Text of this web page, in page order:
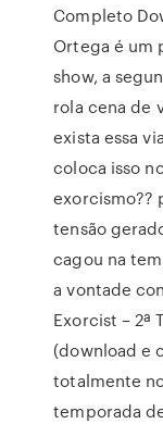
Completo
Ortega é um
show, a
rola cena de
exista essa
coloca isso
exorcismo??
tensão
cagou na
a vontade
Exorcist – 2ª
(download e
totalmente
temporada